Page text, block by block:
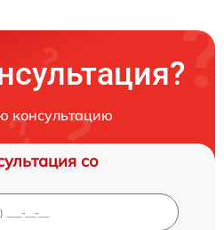
консультацию
со